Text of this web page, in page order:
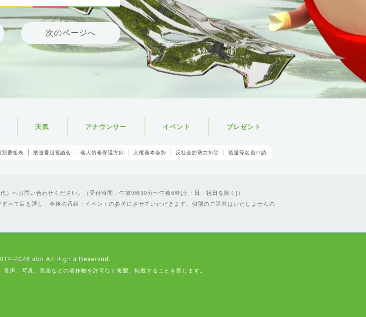
次のページへ
天気 アナウンサー イベント プレゼント
別番組表 放送番組審議会 個人情報保護方針 人権基本姿勢 反社会的勢力排除 後援等名義申請
へお問い合わせください。（受付時間：午前9時30分〜午後6時[土・日・祝日を除く]）
べて目を通し、今後の番組・イベントの参考にさせていただきます。個別のご返答はいたしませんの
2026 abn All Rights Reserved.
声、写真、音楽などの著作物を許可なく複製、転載することを禁じます。